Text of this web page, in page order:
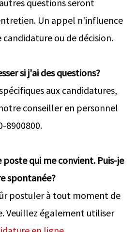
questions seront
Un appel n'influence
candidature ou de décision.
si j'ai des questions?
aux candidatures,
conseiller en personnel
8900800.
poste qui me convient. Puis-je
spontanée?
postuler à tout moment de
Veuillez également utiliser